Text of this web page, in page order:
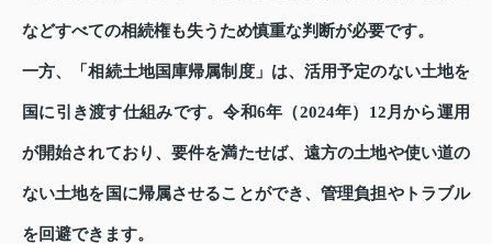
などすべての相続権も失うため慎重な判断が必要です。
一方、「相続土地国庫帰属制度」は、活用予定のない土地を
国に引き渡す仕組みです。令和6年（2024年）12月から運用
が開始されており、要件を満たせば、遠方の土地や使い道の
ない土地を国に帰属させることができ、管理負担やトラブル
を回避できます。